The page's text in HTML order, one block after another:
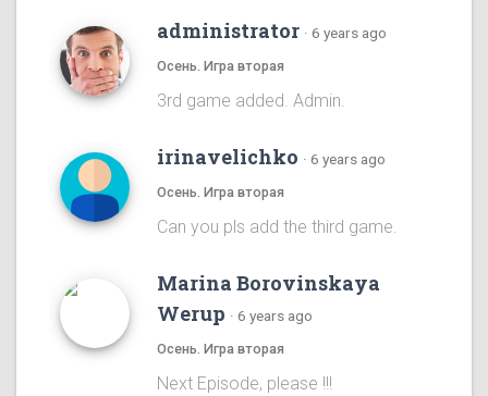
administrator · 6 years ago
Осень. Игра вторая
3rd game added. Admin.
irinavelichko · 6 years ago
Осень. Игра вторая
Can you pls add the third game.
Marina Borovinskaya
Werup · 6 years ago
Осень. Игра вторая
Next Episode, please !!!